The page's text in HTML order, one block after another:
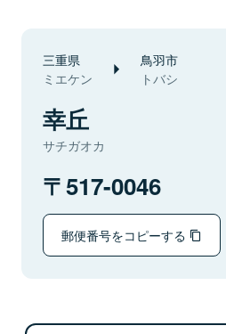
三重県
ミエケン
鳥羽市
トバシ
幸丘
サチガオカ
517-0046
郵便番号をコピーする